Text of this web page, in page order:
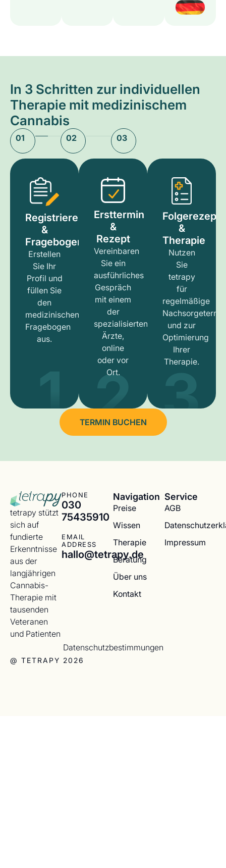
In 3 Schritten zur individuellen
Therapie mit medizinischem
Cannabis
01 02 03
Registrieren
&
Fragebogen
Erstellen
Sie Ihr
Profil und
füllen Sie
den
medizinischen
Fragebogen
aus.
1
Ersttermin
&
Rezept
Vereinbaren
Sie ein
ausführliches
Gespräch
mit einem
der
spezialisierten
Ärzte,
online
oder vor
Ort.
2
Folgerezept
&
Therapie
Nutzen
Sie
tetrapy
für
regelmäßige
und zur
Optimierung
Ihrer
Therapie.
3
TERMIN BUCHEN
tetrapy stützt
sich auf
fundierte
Erkenntnisse
aus der
langjährigen
Cannabis-
Therapie mit
tausenden
Veteranen
und Patienten
PHONE
030
75435910
EMAIL
ADDRESS
hallo@tetrapy.de
Navigation
Preise
Wissen
Therapie
Beratung
Über uns
Kontakt
Service
AGB
Impressum
@ TETRAPY 2026
Datenschutzbestimmungen